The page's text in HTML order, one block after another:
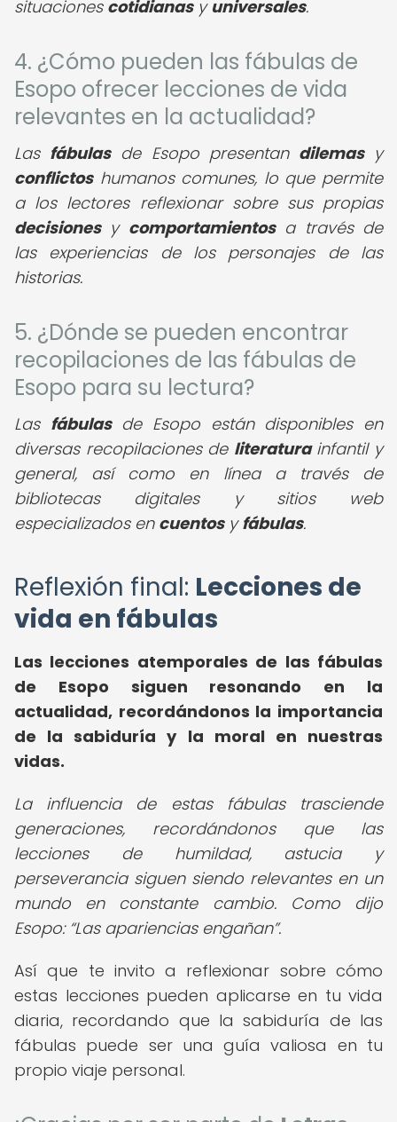
situaciones cotidianasy universales.
4. ¿Cómo pueden las fábulas de
Esopo ofrecer lecciones de vida
relevantes en la actualidad?
Las fábulasde Esopo presentan dilemasy
conflictoshumanos comunes, lo que permite
a los lectores reflexionar sobre sus propias
decisionesy comportamientosa través de
las experiencias de los personajes de las
historias.
5. ¿Dónde se pueden encontrar
recopilaciones de las fábulas de
Esopo para su lectura?
Las fábulasde Esopo están disponibles en
diversas recopilaciones de literaturainfantil y
general, así como en línea a través de
bibliotecas digitales y sitios web
especializados en cuentosyfábulas.
Reflexión final: Lecciones de
vida en fábulas
Las lecciones atemporales de las fábulas
de Esopo siguen resonando en la
actualidad, recordándonos la importancia
de la sabiduría y la moral en nuestras
vidas.
La influencia de estas fábulas trasciende
generaciones, recordándonos que las
lecciones de humildad, astucia y
perseverancia siguen siendo relevantes en un
mundo en constante cambio. Como dijo
Esopo: Las apariencias engañan .
Así que te invito a reflexionar sobre cómo
estas lecciones pueden aplicarse en tu vida
diaria, recordando que la sabiduría de las
fábulas puede ser una guía valiosa en tu
propio viaje personal.